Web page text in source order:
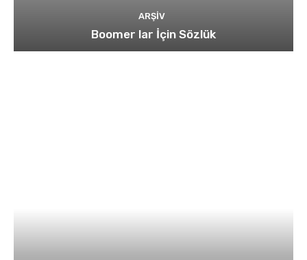
ARŞIV
Boomer lar İçin Sözlük